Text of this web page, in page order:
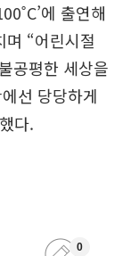
에 출연해
며 “어린시절
공평한 세상을
선 당당하게
다.
0